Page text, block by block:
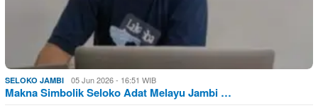
SELOKO JAMBI 05 Jun 2026 - 16:51 WIB
Makna Simbolik Seloko Adat Melayu Jambi …